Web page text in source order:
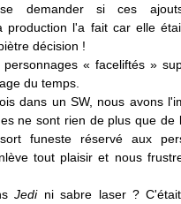
demander si ces
production l'a fait car elle
décision !
« faceliftés »
du temps.
dans un SW, nous avons
ne sont rien de plus que de
funeste réservé aux
tout plaisir et nous
Jedini sabre laser ? C'était